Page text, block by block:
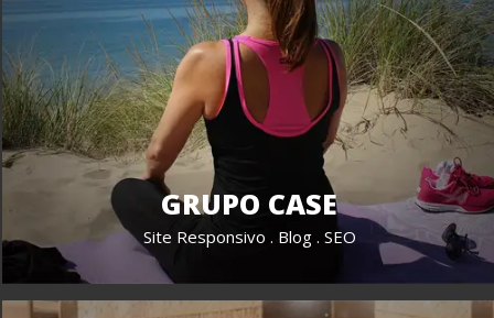
GRUPO CASE
Site Responsivo . Blog . SEO